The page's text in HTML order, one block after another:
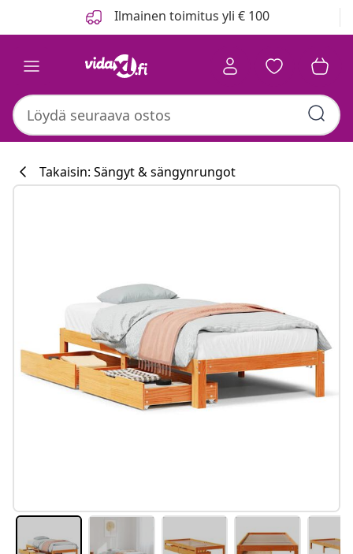
Ilmainen toimitus yli € 100
#sharemevidaxl
Takaisin: Sängyt & sängynrungot